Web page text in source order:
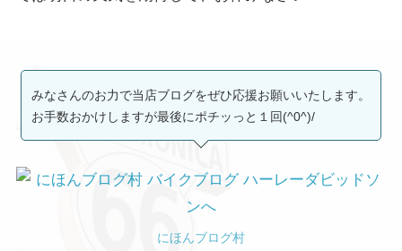
みなさんのお力で当店ブログをぜひ応援お願いいたします。
お手数おかけしますが最後にポチッっと１回(^0^)/
にほんブログ村